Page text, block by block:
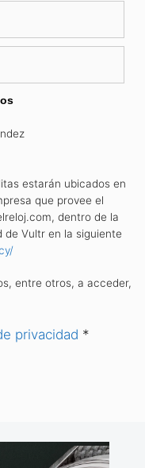
estarán ubicados en
que provee el
dentro de la
de Vultr en la siguiente
entre otros, a acceder,
privacidad *